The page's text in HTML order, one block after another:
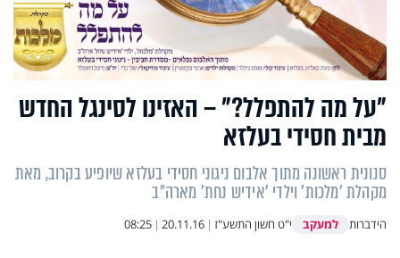
"על מה להתפלל?" – האזינו לסינגל החדש
מבית חסידי בעלזא
סנונית ראשונה מתוך אלבום ניגוני חסידי בעלזא שיופיע בקרוב, מאת
מקהלת 'מלכות' וילדי 'אידיש נחת' מארה"ב
הידברות למעקב י"ט חשון התשע"ז |
20.11.16
|
08:25